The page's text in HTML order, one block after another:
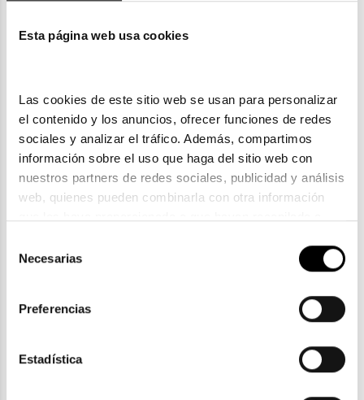
Esta página web usa cookies
Las cookies de este sitio web se usan para personalizar
el contenido y los anuncios, ofrecer funciones de redes
sociales y analizar el tráfico. Además, compartimos
información sobre el uso que haga del sitio web con
nuestros partners de redes sociales, publicidad y análisis
web, quienes pueden combinarla con otra información
la política de privacidad en el siguiente
. Consulta
Necesarias
Preferencias
Estadística
Silhouette
SILHOUETTE 5535